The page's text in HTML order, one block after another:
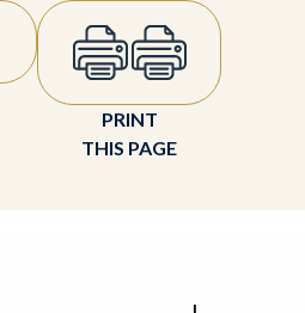
PRINT
THIS PAGE